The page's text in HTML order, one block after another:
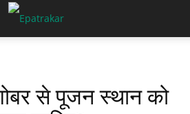
से पूजन स्थान को